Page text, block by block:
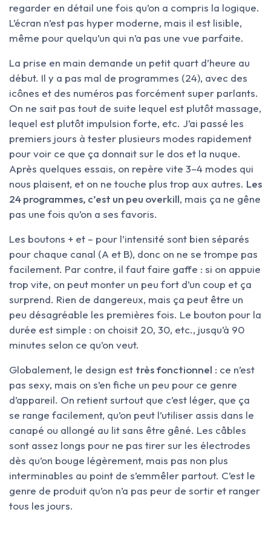
regarder en détail une fois qu’on a compris la logique.
L’écran n’est pas hyper moderne, mais il est lisible,
même pour quelqu’un qui n’a pas une vue parfaite.
La prise en main demande un petit quart d’heure au
début. Il y a pas mal de programmes (24), avec des
icônes et des numéros pas forcément super parlants.
On ne sait pas tout de suite lequel est plutôt massage,
lequel est plutôt impulsion forte, etc. J’ai passé les
premiers jours à tester plusieurs modes rapidement
pour voir ce que ça donnait sur le dos et la nuque.
Après quelques essais, on repère vite 3–4 modes qui
nous plaisent, et on ne touche plus trop aux autres. Les
24 programmes, c’est un peu overkill, mais ça ne gêne
pas une fois qu’on a ses favoris.
Les boutons + et – pour l’intensité sont bien séparés
pour chaque canal (A et B), donc on ne se trompe pas
facilement. Par contre, il faut faire gaffe : si on appuie
trop vite, on peut monter un peu fort d’un coup et ça
surprend. Rien de dangereux, mais ça peut être un
peu désagréable les premières fois. Le bouton pour la
durée est simple : on choisit 20, 30, etc., jusqu’à 90
minutes selon ce qu’on veut.
Globalement, le design est très fonctionnel : ce n’est
pas sexy, mais on s’en fiche un peu pour ce genre
d’appareil. On retient surtout que c’est léger, que ça
se range facilement, qu’on peut l’utiliser assis dans le
canapé ou allongé au lit sans être gêné. Les câbles
sont assez longs pour ne pas tirer sur les électrodes
dès qu’on bouge légèrement, mais pas non plus
interminables au point de s’emmêler partout. C’est le
genre de produit qu’on n’a pas peur de sortir et ranger
tous les jours.